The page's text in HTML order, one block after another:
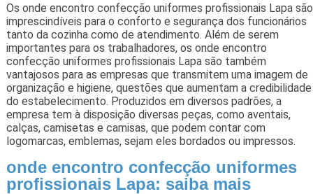
Os onde encontro confecção uniformes profissionais Lapa são
imprescindíveis para o conforto e segurança dos funcionários
tanto da cozinha como de atendimento. Além de serem
importantes para os trabalhadores, os onde encontro
confecção uniformes profissionais Lapa são também
vantajosos para as empresas que transmitem uma imagem de
organização e higiene, questões que aumentam a credibilidade
do estabelecimento. Produzidos em diversos padrões, a
empresa tem à disposição diversas peças, como aventais,
calças, camisetas e camisas, que podem contar com
logomarcas, emblemas, sejam eles bordados ou impressos.
onde encontro confecção uniformes
profissionais Lapa: saiba mais